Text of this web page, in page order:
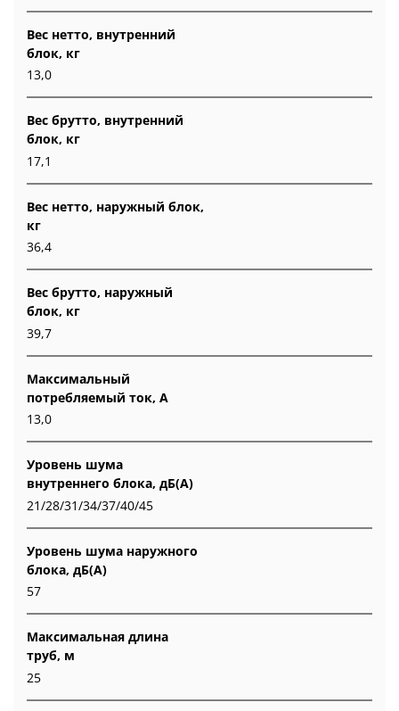
Вес нетто, внутренний
блок, кг
13,0
Вес брутто, внутренний
блок, кг
17,1
Вес нетто, наружный блок,
кг
36,4
Вес брутто, наружный
блок, кг
39,7
Максимальный
потребляемый ток, А
13,0
Уровень шума
внутреннего блока, дБ(А)
21/28/31/34/37/40/45
Уровень шума наружного
блока, дБ(А)
57
Максимальная длина
труб, м
25